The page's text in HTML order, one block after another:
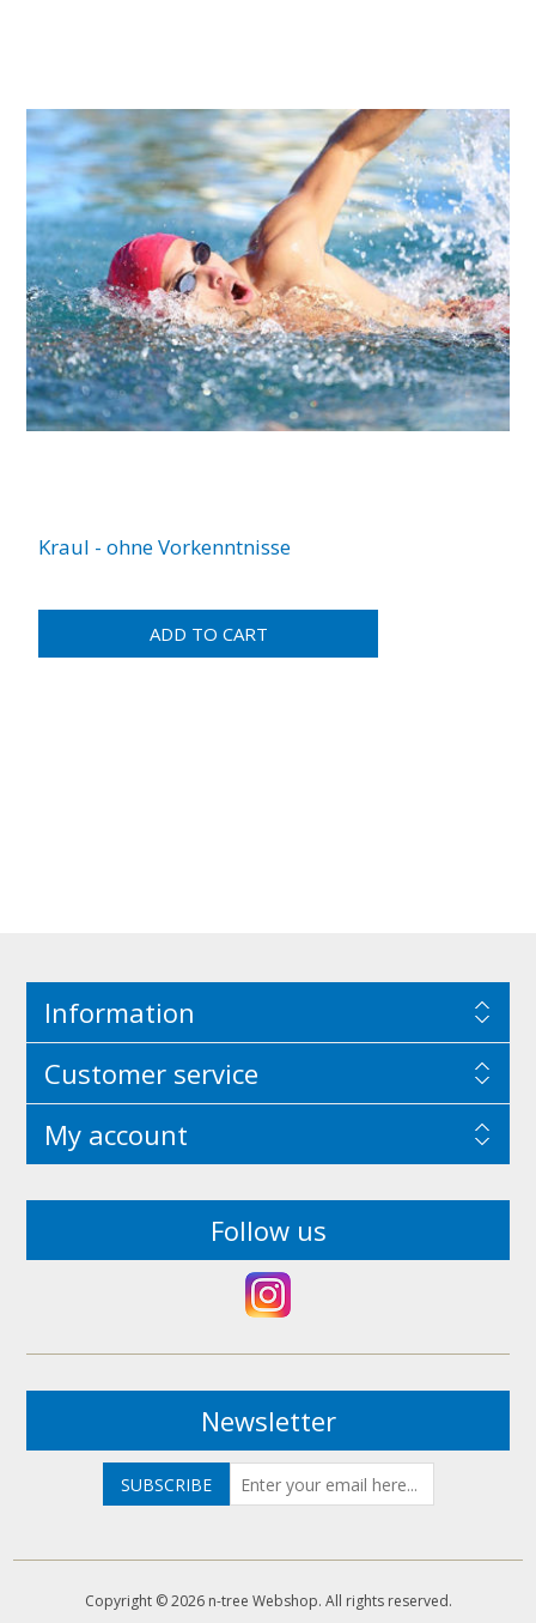
Kraul - ohne Vorkenntnisse
Information
Customer service
My account
Follow us
Newsletter
Copyright © 2026 n-tree Webshop. All rights reserved.